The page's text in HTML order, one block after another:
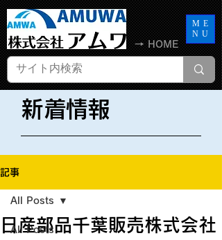
ME
NU
→ HOME
​新着情報
記事
All Posts
All Posts
日産部品千葉販売株式会社